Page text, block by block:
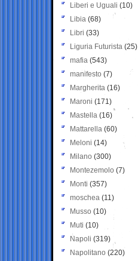
Liberi e Uguali (10)
Libia (68)
Libri (33)
Liguria Futurista (25)
mafia (543)
manifesto (7)
Margherita (16)
Maroni (171)
Mastella (16)
Mattarella (60)
Meloni (14)
Milano (300)
Montezemolo (7)
Monti (357)
moschea (11)
Musso (10)
Muti (10)
Napoli (319)
Napolitano (220)